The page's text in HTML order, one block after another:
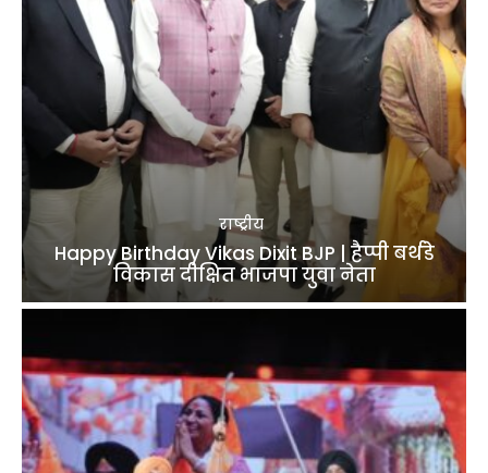
राष्ट्रीय
Happy Birthday Vikas Dixit BJP | हैप्पी बर्थडे
विकास दीक्षित भाजपा युवा नेता